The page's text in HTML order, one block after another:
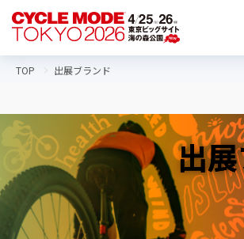
TOP 出展ブランド